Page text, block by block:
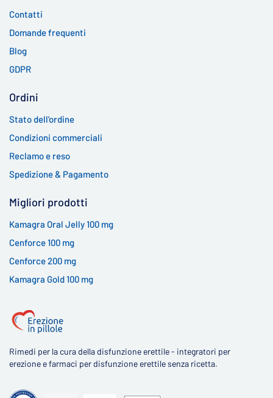
Contatti
Domande frequenti
Blog
GDPR
Ordini
Stato dell'ordine
Condizioni commerciali
Reclamo e reso
Spedizione & Pagamento
Migliori prodotti
Kamagra Oral Jelly 100 mg
Cenforce 100 mg
Cenforce 200 mg
Kamagra Gold 100 mg
Rimedi per la cura della disfunzione erettile - integratori per
erezione e farmaci per disfunzione erettile senza ricetta.